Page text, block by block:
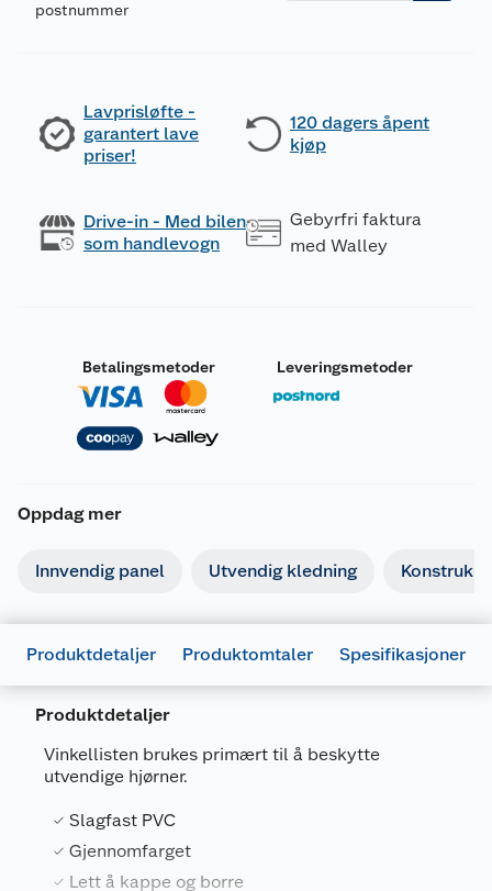
postnummer
Lavprisløfte -
garantert lave
priser!
120 dagers åpent
kjøp
Drive-in - Med bilen
som handlevogn
Gebyrfri faktura
med Walley
Betalingsmetoder Leveringsmetoder
Oppdag mer
Innvendig panel Utvendig kledning
Produktdetaljer Produktomtaler Spesifikasjoner
Produktdetaljer
Vinkellisten brukes primært til å beskytte
utvendige hjørner.
Slagfast PVC
Gjennomfarget
Lett å kappe og borre
Artikkelnummer
Leverandørens artikkelnummer
Størrelse
Farge